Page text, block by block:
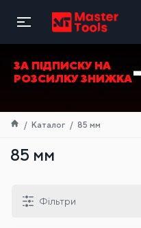
ЗА ПІДПИСКУ НА
РОЗСИЛКУ ЗНИЖКА
Каталог 85 мм
85 мм
Фільтри